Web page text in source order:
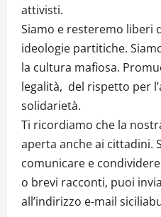
attivisti.
Siamo e resteremo liberi
ideologie partitiche.
la cultura mafiosa.
legalità, del rispetto per
solidarietà.
Ti ricordiamo che la
aperta anche ai cittadini.
comunicare e
o brevi racconti, puoi
all’indirizzo e-mail